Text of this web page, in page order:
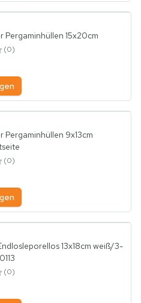
Pergaminhüllen 15x20cm
0
Pergaminhüllen 9x13cm
0
13x18cm weiß/3-
0